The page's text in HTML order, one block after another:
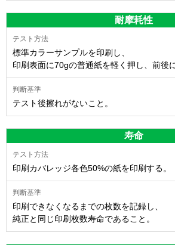
耐摩耗性
標準カラーサンプルを印刷し、
印刷表面に70gの普通紙を軽く押し、前後
テスト後擦れがないこと。
寿命
印刷カバレッジ各色50%の紙を印刷する。
印刷できなくなるまでの枚数を記録し、
純正と同じ印刷枚数寿命であること。